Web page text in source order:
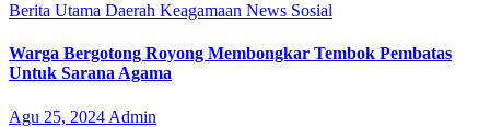
Berita Utama Daerah Keagamaan News Sosial
Warga Bergotong Royong Membongkar Tembok Pembatas
Untuk Sarana Agama
Agu 25, 2024 Admin